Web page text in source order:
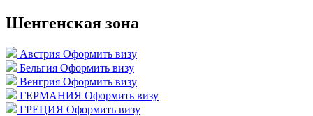
Шенгенская зона
Австрия Оформить визу
Бельгия Оформить визу
Венгрия Оформить визу
ГЕРМАНИЯ Оформить визу
ГРЕЦИЯ Оформить визу